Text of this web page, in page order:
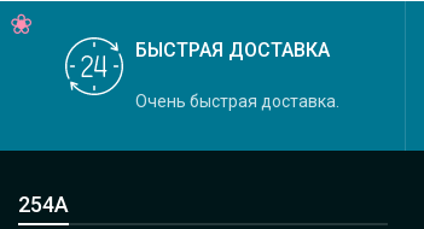
БЫСТРАЯ ДОСТАВКА
Очень быстрая доставка.
254А